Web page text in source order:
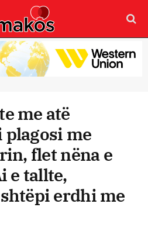
me atë
me
flet nëna e
e tallte,
erdhi me